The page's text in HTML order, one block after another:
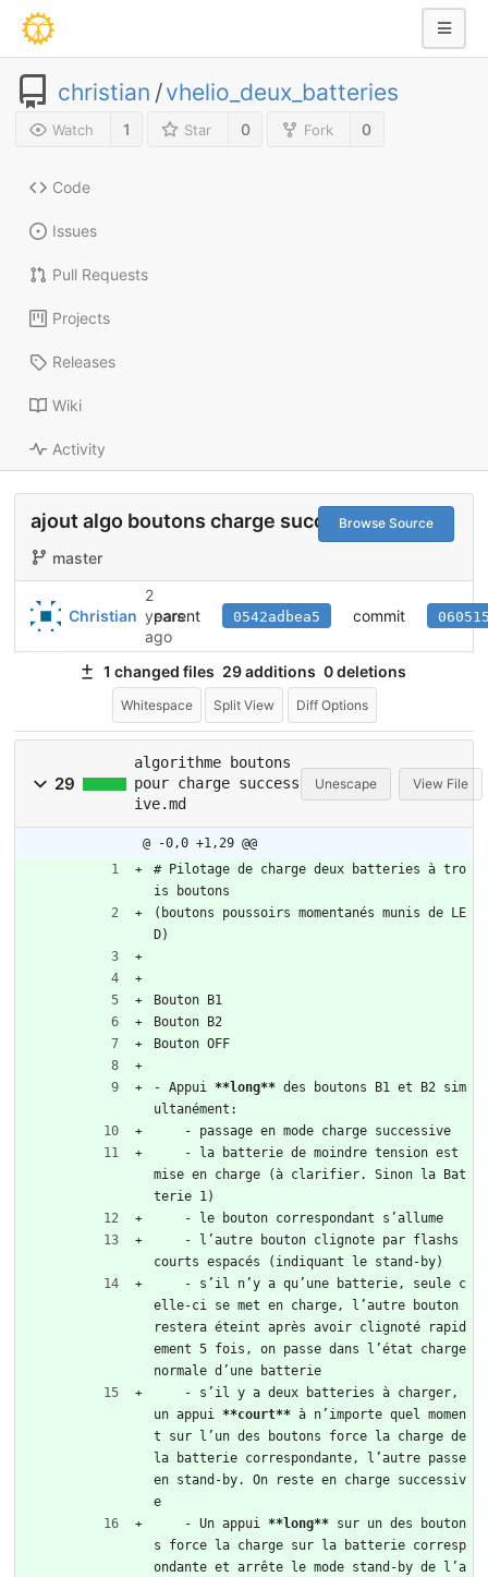
christian /vhelio_deux_batteries
Watch 1 Star 0 Fork 0
Code
Issues
Pull Requests
Projects
Releases
Wiki
Activity
Browse Source
ajout algo boutons charge successive
master
Christian
2
years
ago
parent 0542adbea5 commit
1 changed files 29 additions 0 deletions
Whitespace Split View Diff Options
29
algorithme boutons
pour charge success
ive.md
Unescape View File
@ -0,0 +1,29 @@
# Pilotage de charge deux batteries à tro
is boutons
(boutons poussoirs momentanés munis de LE
D)
Bouton B1
Bouton B2
Bouton OFF
- Appui **long** des boutons B1 et B2 sim
ultanément:
    - passage en mode charge successive
mise en charge (à clarifier. Sinon la Bat
terie 1)
    - le bouton correspondant s’allume
courts espacés (indiquant le stand-by)
elle-ci se met en charge, l’autre bouton
restera éteint après avoir clignoté rapid
ement 5 fois, on passe dans l’état charge
normale d’une batterie
un appui **court** à n’importe quel momen
t sur l’un des boutons force la charge de
la batterie correspondante, l’autre passe
en stand-by. On reste en charge successiv
e
    - Un appui
**long** sur un des bouton
s force la charge sur la batterie corresp
ondante et arrête le mode stand-by de l’a